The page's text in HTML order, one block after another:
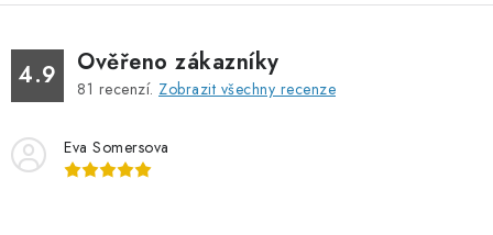
4.9 Ověřeno zákazníky
81 recenzí. Zobrazit všechny recenze
Eva Somersova